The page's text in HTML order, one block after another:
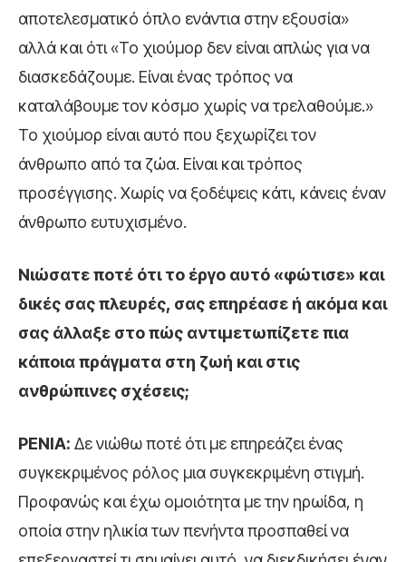
αποτελεσματικό όπλο ενάντια στην εξουσία»
αλλά και ότι «Το χιούμορ δεν είναι απλώς για να
διασκεδάζουμε. Είναι ένας τρόπος να
καταλάβουμε τον κόσμο χωρίς να τρελαθούμε.»
Το χιούμορ είναι αυτό που ξεχωρίζει τον
άνθρωπο από τα ζώα. Είναι και τρόπος
προσέγγισης. Χωρίς να ξοδέψεις κάτι, κάνεις έναν
άνθρωπο ευτυχισμένο.
Νιώσατε ποτέ ότι το έργο αυτό «φώτισε» και
δικές σας πλευρές, σας επηρέασε ή ακόμα και
σας άλλαξε στο πώς αντιμετωπίζετε πια
κάποια πράγματα στη ζωή και στις
ανθρώπινες σχέσεις;
ΡΕΝΙΑ: Δε νιώθω ποτέ ότι με επηρεάζει ένας
συγκεκριμένος ρόλος μια συγκεκριμένη στιγμή.
Προφανώς και έχω ομοιότητα με την ηρωίδα, η
οποία στην ηλικία των πενήντα προσπαθεί να